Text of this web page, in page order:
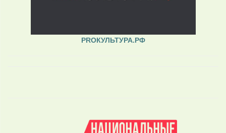
PROКУЛЬТУРА.РФ